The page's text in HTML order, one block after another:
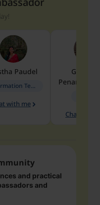
Paudel
Information Technology
with me
Penarete
Chat with
and practical
and